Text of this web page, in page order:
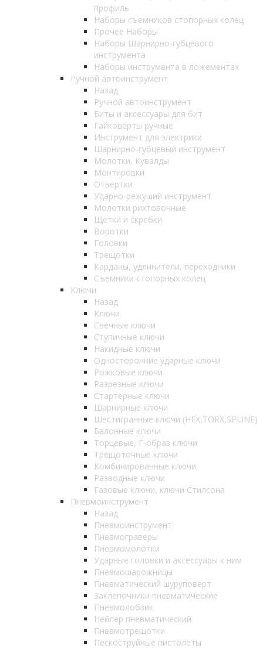
профиль
Наборы съемников стопорных колец
Прочее Наборы
Наборы Шарнирно-губцевого
инструмента
Наборы инструмента в ложементах
Ручной автоинструмент
Назад
Ручной автоинструмент
Биты и аксессуары для бит
Гайковерты ручные
Инструмент для электрики
Шарнирно-губцевый инструмент
Молотки, Кувалды
Монтировки
Отвертки
Ударно-режуший инструмент
Молотки рихтовочные
Щетки и скребки
Воротки
Головки
Трещотки
Карданы, удлинители, переходники
Съемники стопорных колец
Ключи
Назад
Ключи
Свечные ключи
Ступичные ключи
Накидные ключи
Односторонние ударные ключи
Рожковые ключи
Разрезные ключи
Стартерные ключи
Шарнирные ключи
Шестигранные ключи (HEX,TORX,SPLINE)
Балонные ключи
Торцевые, Г-образ ключи
Трещоточные ключи
Комбинированные ключи
Разводные ключи
Газовые ключи, ключи Стилсона
Пневмоинструмент
Назад
Пневмоинструмент
Пневмограверы
Пневмомолотки
Ударные головки и аксессуары к ним
Пневмошарожницы
Пневматический шуруповерт
Заклепочники пневматические
Пневмолобзик
Нейлер пневматический
Пневмотрещотки
Пескоструйные пистолеты